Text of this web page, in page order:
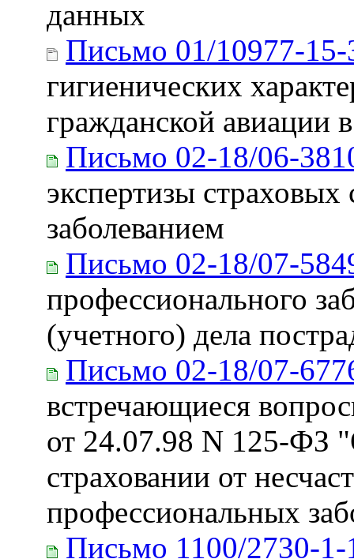
данных
Письмо 01/10977-15-
гигиенических
гражданской авиации
Письмо 02-18/06-
экспертизы
заболеванием
Письмо 02-18/07-
профессионального
(учетного) дела
Письмо 02-18/07-
встречающиеся
от 24.07.98 N 125-ФЗ
страховании от
профессиональных
Письмо 1100/2730-1-